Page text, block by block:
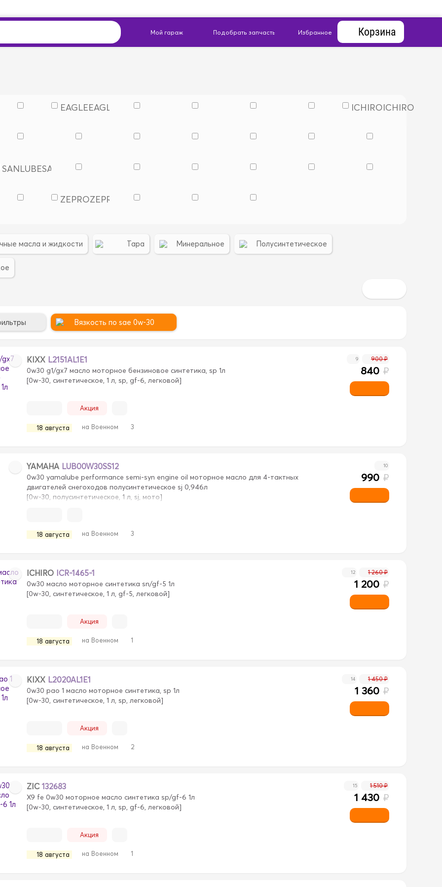
Корзина
EAGLEEAGLE ICHIROICHIRO
SANLUBESANLUBE
ZEPROZEPRO
масла и жидкости Тара Минеральное Полусинтетическое
Вязкость по sae 0w-30
KIXX L2151AL1E1
0w30 g1/gx7 масло моторное бензиновое синтетика, sp 1л
[0w-30, синтетическое, 1 л, sp, gf-6, легковой]
Акция
18 августа на Военном 3
9 900 ₽
840 ₽
YAMAHA LUB00W30SS12
0w30 yamalube performance semi-syn engine oil моторное масло для 4-тактных
двигателей снегоходов полусинтетическое sj 0,946л
[0w-30, полусинтетическое, 1 л, sj, мото]
18 августа на Военном 3
10
990 ₽
ICHIRO ICR-1465-1
0w30 масло моторное синтетика sn/gf-5 1л
[0w-30, синтетическое, 1 л, gf-5, легковой]
Акция
18 августа на Военном 1
12 1 260 ₽
1 200 ₽
KIXX L2020AL1E1
0w30 pao 1 масло моторное синтетика, sp 1л
[0w-30, синтетическое, 1 л, sp, легковой]
Акция
18 августа на Военном 2
14 1 450 ₽
1 360 ₽
ZIC 132683
X9 fe 0w30 моторное масло синтетика sp/gf-6 1л
[0w-30, синтетическое, 1 л, sp, gf-6, легковой]
Акция
18 августа на Военном 1
15 1 510 ₽
1 430 ₽